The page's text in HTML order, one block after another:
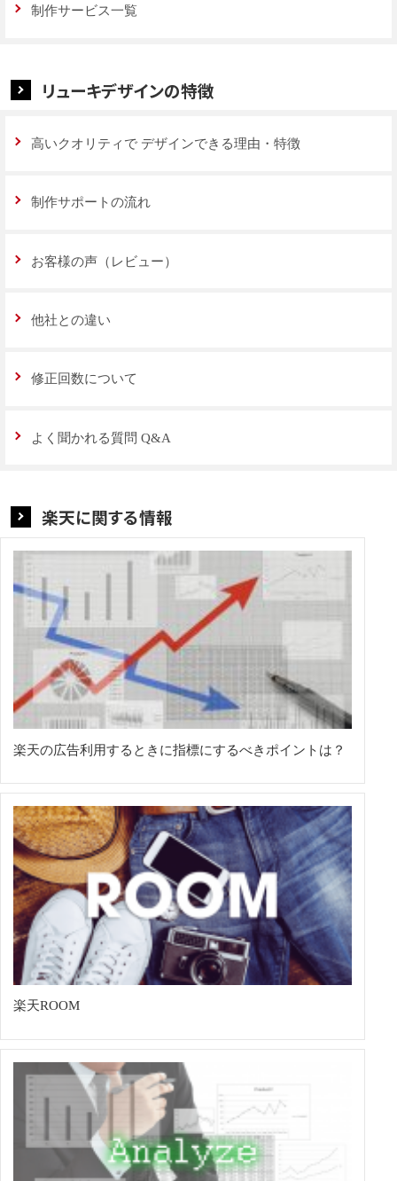
制作サービス一覧
リューキデザインの特徴
高いクオリティで デザインできる理由・特徴
制作サポートの流れ
お客様の声（レビュー）
他社との違い
修正回数について
よく聞かれる質問 Q&A
楽天に関する情報
楽天の広告利用するときに指標にするべきポイントは？
楽天ROOM